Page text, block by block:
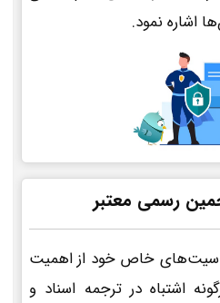
اشاره نمود.
رسمی معتبر
خاص خود از اهمیت
اشتباه در ترجمه اسناد و